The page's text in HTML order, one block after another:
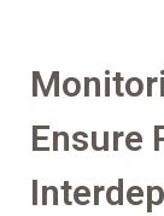
Ensure